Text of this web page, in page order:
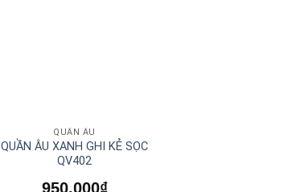
QUẦN ÂU
QUẦN ÂU XANH GHI KẺ SỌC
QV402
950,000₫